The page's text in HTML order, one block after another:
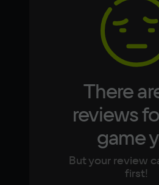
Video card
nVidia GeForce 7600
DirectX(R): 10, Звуковая
Japanese
There
reviews
game
But your review
first!